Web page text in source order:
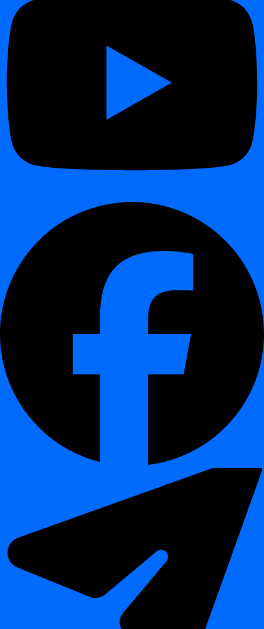
Ciągłe śledzenie
reguł technicznych i biznesowych
zmian schematu lub struktury
Analiza trendów historycznych dla długoterminowej
niezawodności i jakości danych
Korzyści wynikające z podejścia digna do
jakości danych i observability
Zgodność przez projekt
– idealne dla sektorów
– ta sama platforma zarówno dla środowisk on-
premises, jak i prywatnej chmury
Szybkie wdrożenie
– instalacja w ciągu kilku godzin,
aktualizacje w mniej niż godzinę
Integracje z głównymi platformami
danych
Teradata, Snowflake,
BigQuery, Redshift, Oracle, PostgreSQL, SQL Server,
Hadoop, Databricks
Najczęściej zadawane pytania
Czym jest platforma digna?
Rozwiązanie oparte na AI do poprawy jakości danych i
observability danych, działające całkowicie w Twoim środowisku.
Nie. digna jest instalowana lokalnie lub w Twojej prywatnej
chmurze, nie jest dostarczana jako Software as a Service.
Z jakimi bazami danych współpracuje digna?
digna integruje się z Teradata, Snowflake, Databricks, Oracle,
PostgreSQL i wieloma innymi.
Dlaczego wybrać digna zamiast narzędzi opartych na chmurze?
Ponieważ łączy AI, pełną suwerenność danych i monitorowanie w
bazie danych — zapewniając niezawodne potoki danych i zgodność